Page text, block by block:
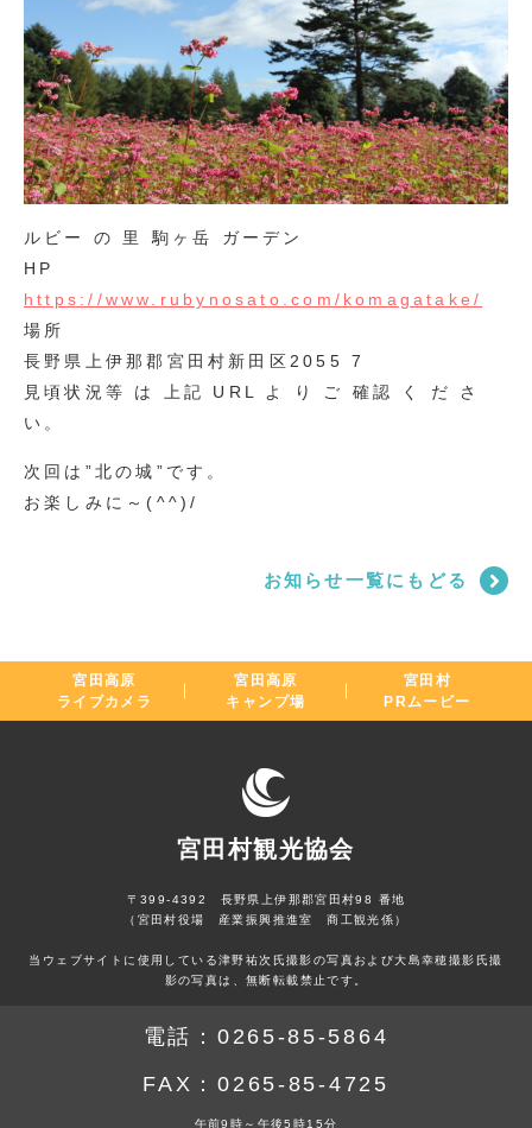
ルビー の 里 駒ヶ岳 ガーデン
HP
https://www.rubynosato.com/komagatake/
場所
長野県上伊那郡宮田村新田区2055 7
見頃状況等 は 上記 URL よ り ご 確認 く だ さ
い。
次回は”北の城”です。
お楽しみに～(^^)/
お知らせ一覧にもどる
宮田高原
ライブカメラ
宮田高原
キャンプ場
宮田村
PRムービー
宮田村観光協会
〒399-4392 長野県上伊那郡宮田村98 番地
（宮田村役場 産業振興推進室 商工観光係）
当ウェブサイトに使用している津野祐次氏撮影の写真および大島幸穂撮影氏撮
影の写真は、無断転載禁止です。
電話： 0265-85-5864
FAX：0265-85-4725
午前9時～午後5時15分